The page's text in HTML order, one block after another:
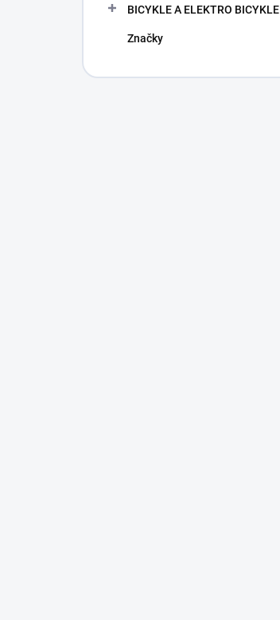
BICYKLE A ELEKTRO BICYKLE
Značky